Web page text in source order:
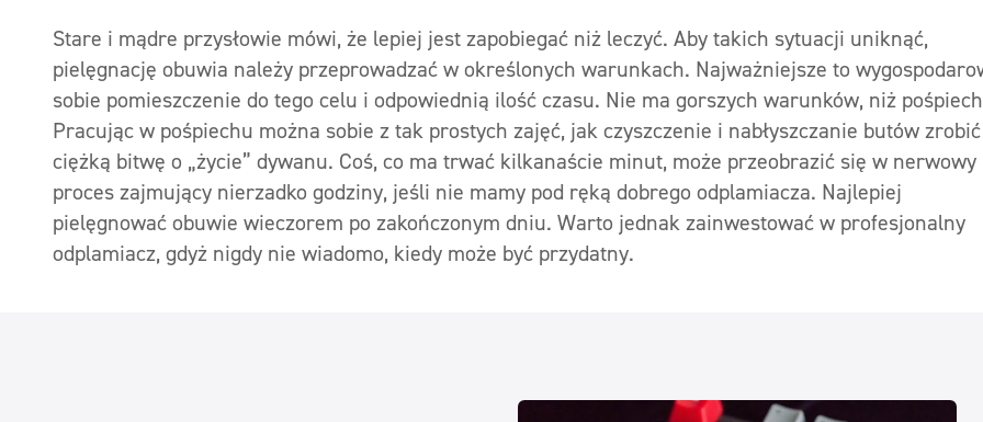
Stare i mądre przysłowie mówi, że lepiej jest zapobiegać niż leczyć. Aby takich sytuacji uniknąć,
pielęgnację obuwia należy przeprowadzać w określonych warunkach. Najważniejsze to
sobie pomieszczenie do tego celu i odpowiednią ilość czasu. Nie ma gorszych warunków, niż
Pracując w pośpiechu można sobie z tak prostych zajęć, jak czyszczenie i nabłyszczanie butów zrobić
ciężką bitwę o „życie” dywanu. Coś, co ma trwać kilkanaście minut, może przeobrazić się w nerwowy
proces zajmujący nierzadko godziny, jeśli nie mamy pod ręką dobrego odplamiacza. Najlepiej
pielęgnować obuwie wieczorem po zakończonym dniu. Warto jednak zainwestować w profesjonalny
odplamiacz, gdyż nigdy nie wiadomo, kiedy może być przydatny.